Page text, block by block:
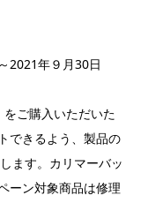
2021年９月30日
ご購入いただいた
できるよう、製品の
ます。カリマーバッ
ーン対象商品は修理